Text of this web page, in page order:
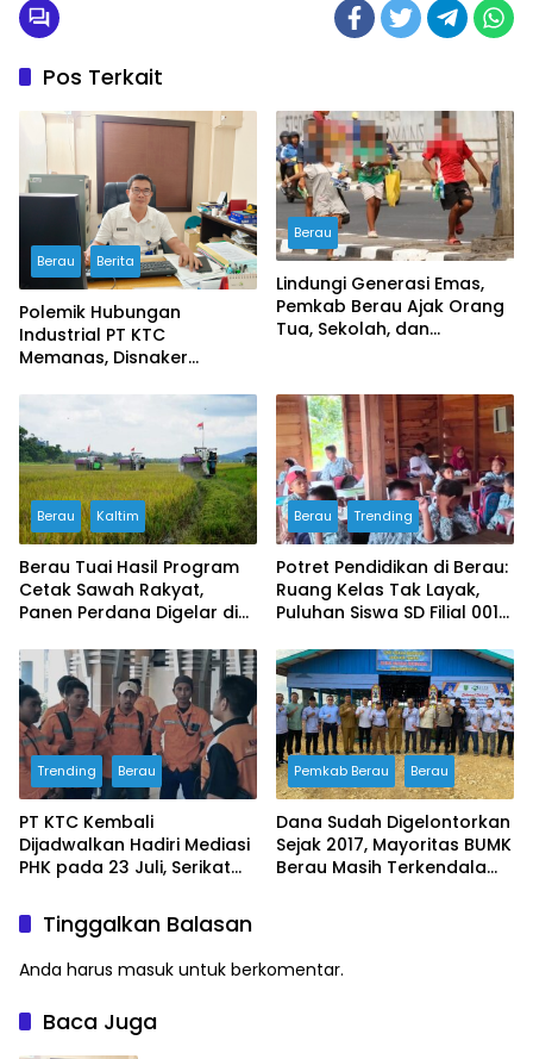
Pos Terkait
Berau Berita
Polemik Hubungan
Industrial PT KTC
Memanas, Disnaker
Serikat Buruh Soroti
Prosedur PHK
Berau
Lindungi Generasi Emas,
Pemkab Berau Ajak Orang
Tua, Sekolah, dan
Berau Kaltim
Berau Tuai Hasil Program
Cetak Sawah Rakyat,
Panen Perdana Digelar di
Berau Trending
Potret Pendidikan di Berau:
Ruang Kelas Tak Layak,
Puluhan Siswa SD Filial 001
Bangunan Darurat
Trending Berau
PT KTC Kembali
Dijadwalkan Hadiri Mediasi
PHK pada 23 Juli, Serikat
Besar Jika Manajemen
Mangkir Lagi
Pemkab Berau Berau
Dana Sudah Digelontorkan
Sejak 2017, Mayoritas BUMK
Berau Masih Terkendala
Tinggalkan Balasan
Anda harus masuk untuk berkomentar.
Baca Juga